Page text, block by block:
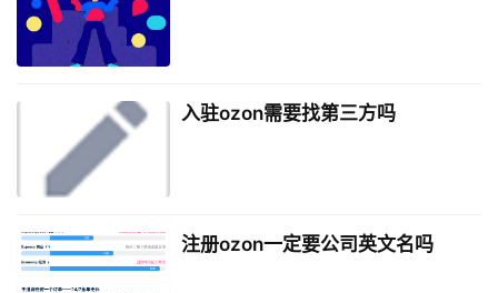
入驻ozon需要找第三方吗
注册ozon一定要公司英文名吗